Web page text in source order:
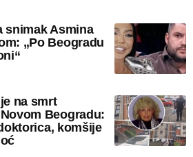
snimak Asmina
„Po Beogradu
na smrt
Beogradu:
komšije